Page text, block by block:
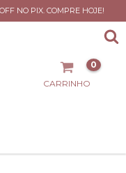
NO PIX. COMPRE HOJE!
CARRINHO
0